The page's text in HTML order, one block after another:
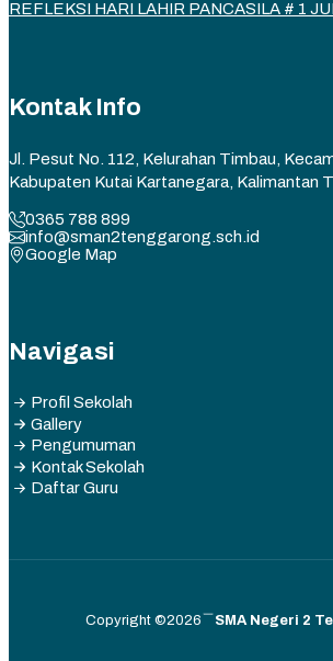
REFLEKSI HARI LAHIR PANCASILA # 1
Kontak Info
Jl. Pesut No. 112, Kelurahan Timbau,
Kabupaten Kutai Kartanegara, Kalimantan
0365 788 899
info@sman2tenggarong.sch.id
Google Map
Navigasi
Profil Sekolah
Gallery
Pengumuman
Kontak Sekolah
Daftar Guru
Copyright ©2026 SMA Negeri 2